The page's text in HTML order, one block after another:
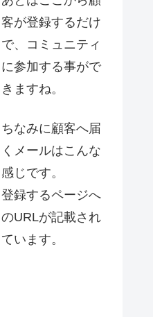
客が登録するだけ
で、コミュニティ
に参加する事がで
きますね。
ちなみに顧客へ届
くメールはこんな
感じです。
登録するページへ
のURLが記載され
ています。